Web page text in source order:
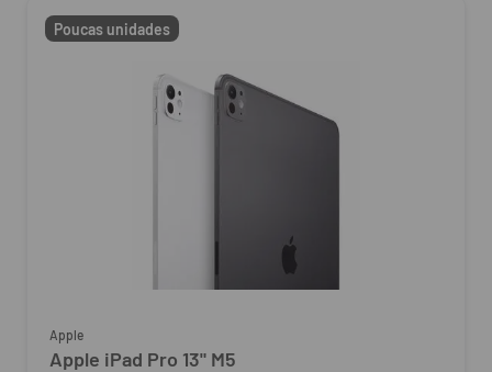
Poucas unidades
Apple
Apple iPad Pro 13" M5